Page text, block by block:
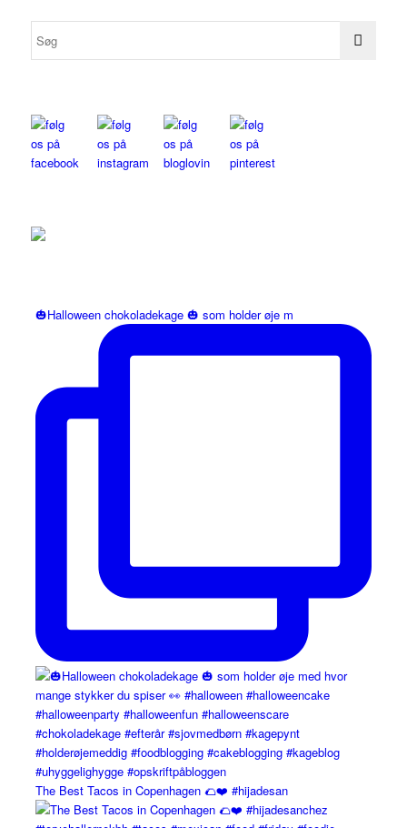
🎃Halloween chokoladekage 🎃 som holder øje m
The Best Tacos in Copenhagen 🌮❤️ #hijadesan